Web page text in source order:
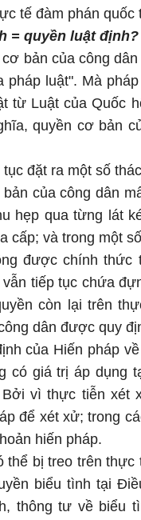
tế đàm phán quốc
= quyền luật định?
bản của công
pháp luật". Mà
từ Luật của Quốc
quyền cơ bản
đặt ra một số
của công dân
hẹp qua từng lát
cấp; và trong một
được chính thức
tiếp tục chứa
còn lại trên
dân được quy
của Hiến pháp
có giá trị áp dụng
vì thực tiễn xét
để xét xử; trong
hiến pháp.
thể bị treo trên
biểu tình tại
thông tư về biểu